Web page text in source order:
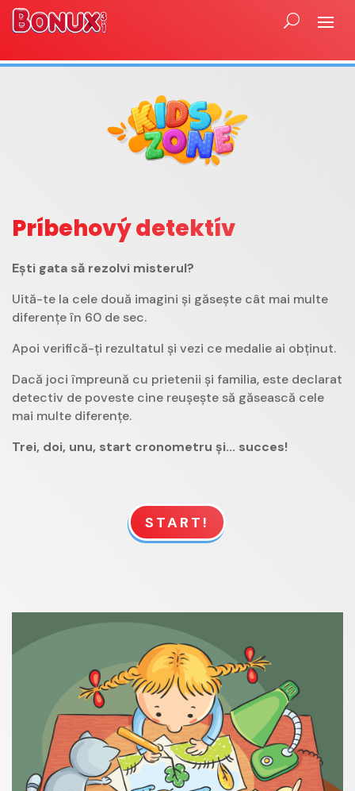
Príbehový detektív
Ești gata să rezolvi misterul?
Uită-te la cele două imagini și găsește cât mai multe
diferențe în 60 de sec.
Apoi verifică-ți rezultatul și vezi ce medalie ai obținut.
Dacă joci împreună cu prietenii și familia, este declarat
detectiv de poveste cine reușește să găsească cele
mai multe diferențe.
Trei, doi, unu, start cronometru și... succes!
START!